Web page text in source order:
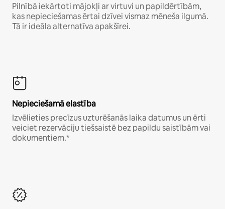
Pilnībā iekārtoti mājokļi ar virtuvi un papildērtībām,
kas nepieciešamas ērtai dzīvei vismaz mēneša ilgumā.
Tā ir ideāla alternatīva apakšīrei.
Nepieciešamā elastība
Izvēlieties precīzus uzturēšanās laika datumus un ērti
veiciet rezervāciju tiešsaistē bez papildu saistībām vai
dokumentiem.*